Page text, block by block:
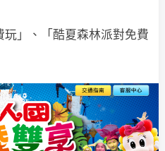
」、「酷夏森林派對免費